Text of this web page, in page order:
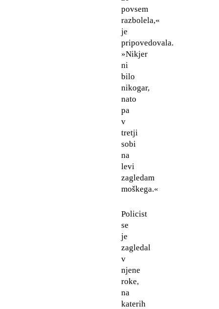
povsem
razbolela,«
je
pripovedovala.
»Nikjer
ni
bilo
nikogar,
nato
pa
v
tretji
sobi
na
levi
zagledam
moškega.«
Policist
se
je
zagledal
v
njene
roke,
na
katerih